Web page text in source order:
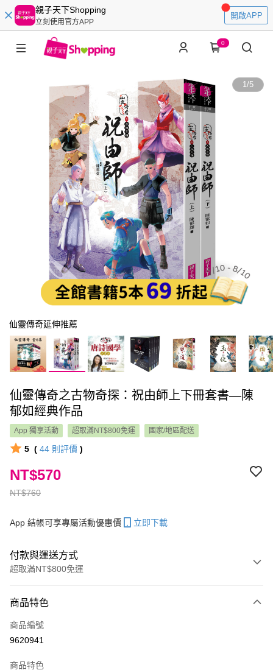
親子天下Shopping
立刻使用官方APP
開啟APP
0
1/5
仙靈傳奇延伸推薦
仙靈傳奇之古物奇探：祝由師上下冊套書—陳
郁如經典作品
App 獨享活動 超取滿NT$800免運 國家/地區配送
5 ( 44 則評價 )
NT$760
NT$570
App 結帳可享專屬活動優惠價 立即下載
付款與運送方式
超取滿NT$800免運
信用卡一次付款
LINE Pay
商品特色
商品編號
9620941
商品特色